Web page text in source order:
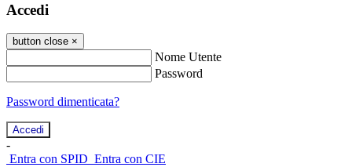
Accedi
button close ×
Nome Utente
Password
Password dimenticata?
-
Entra con SPID Entra con CIE